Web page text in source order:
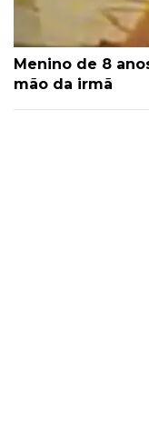
Menino de 8
mão da irmã